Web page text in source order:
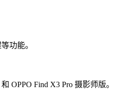
功能。
OPPO Find X3 Pro 摄影师版。